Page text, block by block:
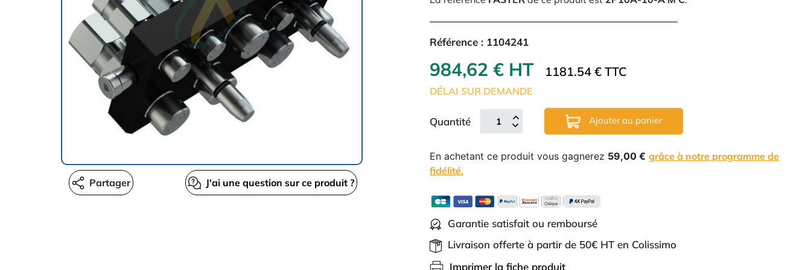
J'ai une question sur ce produit ?
Partager
Référence : 1104241
984,62 € HT 1181.54 € TTC
DÉLAI SUR DEMANDE
Quantité Ajouter au panier
En achetant ce produit vous gagnerez 59,00 € grâce à notre programme de
fidélité.
Garantie satisfait ou remboursé
Livraison offerte à partir de 50€ HT en Colissimo
Imprimer la fiche produit